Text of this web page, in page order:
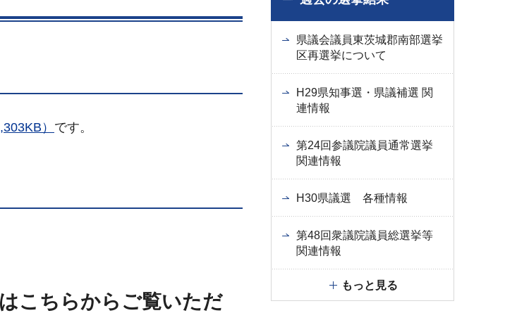
） です。
こちらからご覧いただ
県議会議員東茨城郡南部選挙
区再選挙について
H29県知事選・県議補選 関
連情報
第24回参議院議員通常選挙
関連情報
H30県議選 各種情報
第48回衆議院議員総選挙等
関連情報
もっと見る